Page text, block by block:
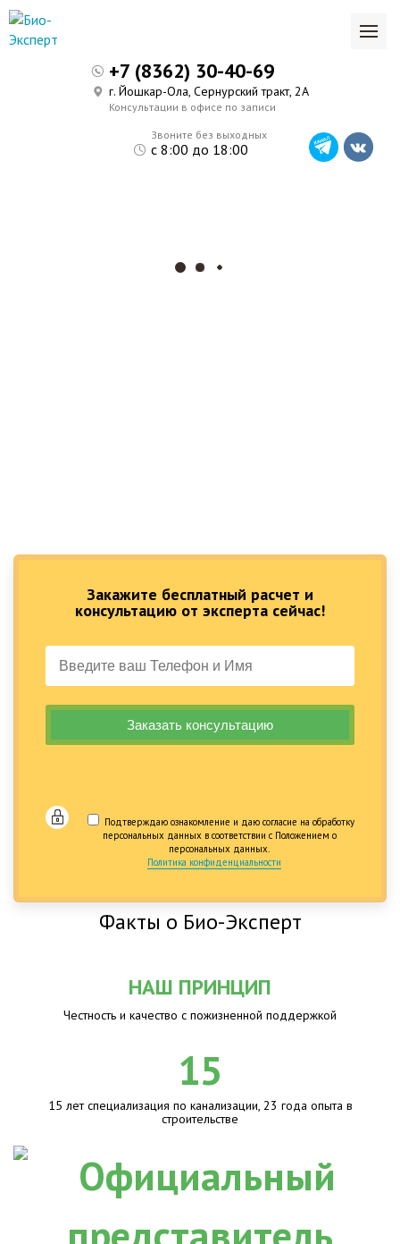
Закажите бесплатный расчет и
консультацию от эксперта сейчас!
Подтверждаю ознакомление и даю согласие на обработку
персональных данных в соответствии с Положением о
персональных данных.
Политика конфиденциальности
Звоните без выходных
с 8:00 до 18:00
+7 (8362) 30-40-69
г. Йошкар-Ола, Сернурский тракт, 2А
Консультации в офисе по записи
Факты о Био-Эксперт
НАШ ПРИНЦИП
Честность и качество с пожизненной поддержкой
15
15 лет специализация по канализации, 23 года опыта в
строительстве